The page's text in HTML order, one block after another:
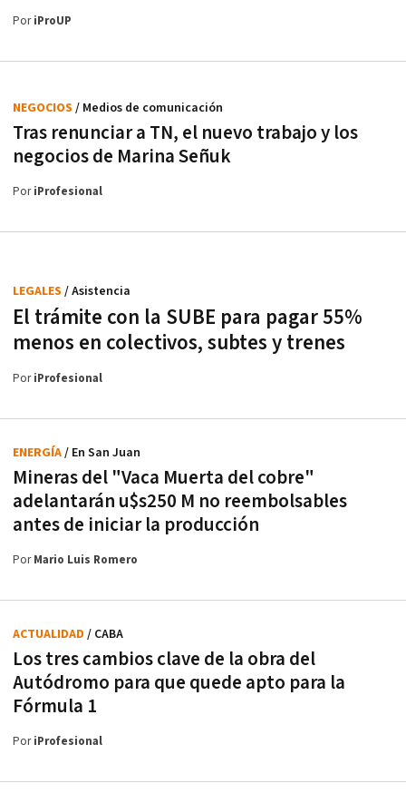
PoriProUP
Tras renunciar a TN, el nuevo trabajo y los
negocios de Marina Señuk
NEGOCIOS / Medios de comunicación
PoriProfesional
El trámite con la SUBE para pagar 55%
menos en colectivos, subtes y trenes
LEGALES / Asistencia
PoriProfesional
Mineras del "Vaca Muerta del cobre"
adelantarán u$s250 M no reembolsables
antes de iniciar la producción
ENERGÍA/ En San Juan
PorMario Luis Romero
Los tres cambios clave de la obra del
Autódromo para que quede apto para la
Fórmula 1
ACTUALIDAD / CABA
PoriProfesional